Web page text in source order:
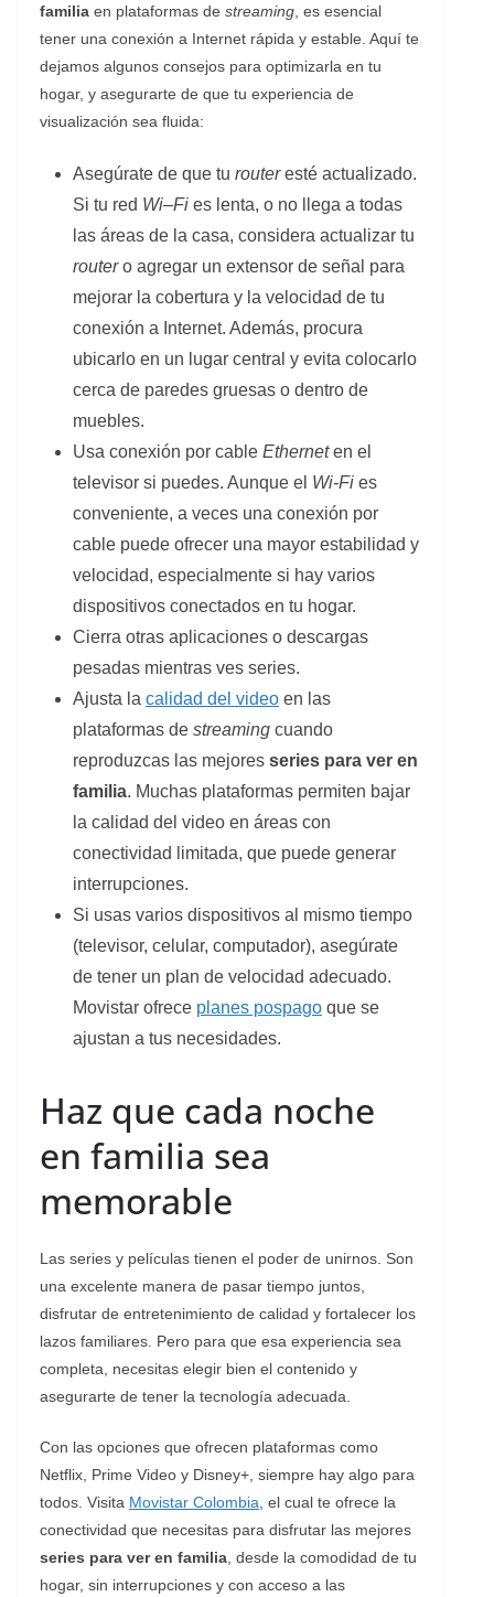
familia en plataformas de streaming , es esencial
tener una conexión a Internet rápida y estable. Aquí te
dejamos algunos consejos para optimizarla en tu
hogar, y asegurarte de que tu experiencia de
visualización sea fluida:
Asegúrate de que tu routeresté actualizado.
Si tu red Wi–Fi es lenta, o no llega a todas
las áreas de la casa, considera actualizar tu
routero agregar un extensor de señal para
mejorar la cobertura y la velocidad de tu
conexión a Internet. Además, procura
ubicarlo en un lugar central y evita colocarlo
cerca de paredes gruesas o dentro de
muebles.
Usa conexión por cable Etherneten el
televisor si puedes. Aunque el Wi-Fi es
conveniente, a veces una conexión por
cable puede ofrecer una mayor estabilidad y
velocidad, especialmente si hay varios
dispositivos conectados en tu hogar.
Cierra otras aplicaciones o descargas
pesadas mientras ves series.
Ajusta la calidad del video en las
plataformas de streaming cuando
reproduzcas las mejores series para ver en
familia. Muchas plataformas permiten bajar
la calidad del video en áreas con
conectividad limitada, que puede generar
interrupciones.
Si usas varios dispositivos al mismo tiempo
(televisor, celular, computador), asegúrate
de tener un plan de velocidad adecuado.
Movistar ofrece planes pospago que se
ajustan a tus necesidades.
Haz que cada noche
en familia sea
memorable
Las series y películas tienen el poder de unirnos. Son
una excelente manera de pasar tiempo juntos,
disfrutar de entretenimiento de calidad y fortalecer los
lazos familiares. Pero para que esa experiencia sea
completa, necesitas elegir bien el contenido y
asegurarte de tener la tecnología adecuada.
Con las opciones que ofrecen plataformas como
Netflix, Prime Video y Disney+, siempre hay algo para
todos. Visita Movistar Colombia , el cual te ofrece la
conectividad que necesitas para disfrutar las mejores
series para ver en familia , desde la comodidad de tu
hogar, sin interrupciones y con acceso a las